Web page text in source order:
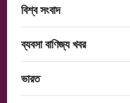
বিশ্ব সংবাদ
ব্যবসা বাণিজ্য খবর
ভারত